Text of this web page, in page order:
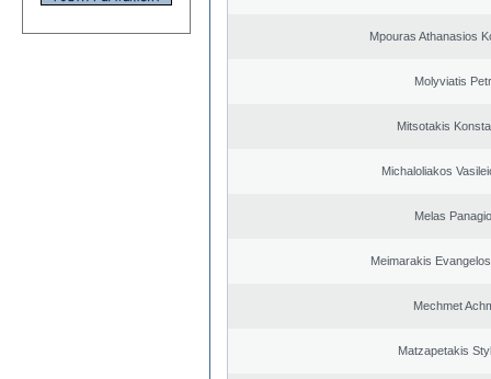
Mpouras Athanasios
Molyviatis
Mitsotakis
Michaloliakos
Melas
Meimarakis
Mechmet
Matzapetakis